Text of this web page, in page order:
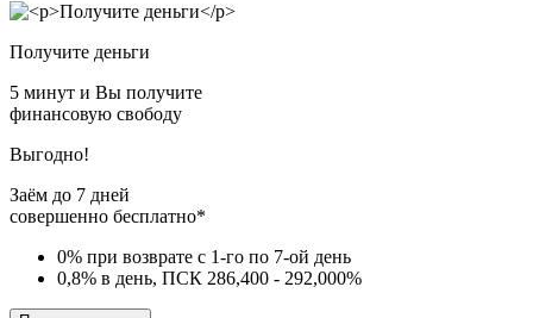
Получите деньги
5 минут и Вы получите
финансовую свободу
Выгодно!
Заём до 7 дней
совершенно бесплатно*
0% при возврате с 1-го по 7-ой день
0,8% в день, ПСК 286,400 - 292,000%